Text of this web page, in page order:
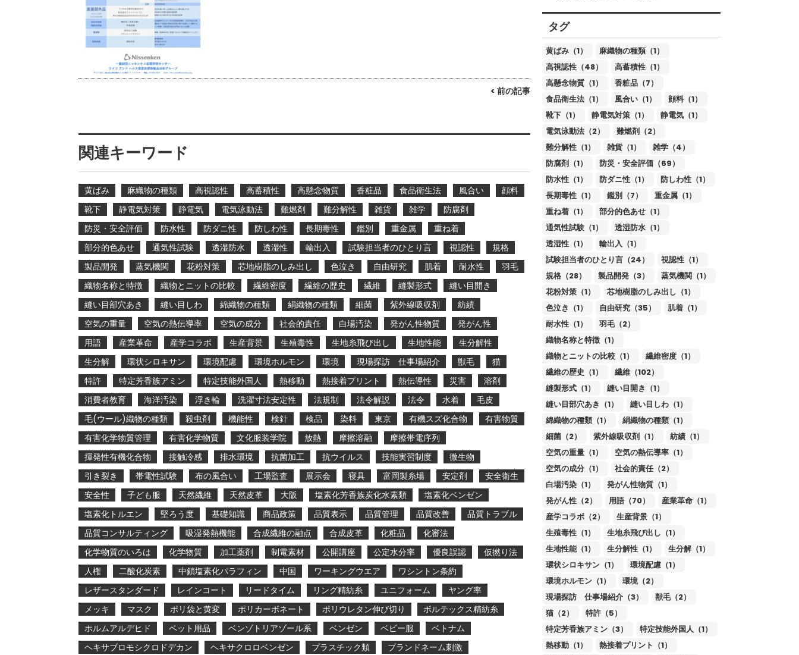
< 前の記事
関連キーワード
黄ばみ 麻織物の種類 高視認性 高蓄積性 高懸念物質 香粧品 食品衛生法 風合い
顔料
靴下
静電気対策 静電気 電気泳動法 難燃剤 難分解性 雑貨 雑学
防腐剤
防災・安全評価
防水性 防ダニ性 防しわ性 長期毒性 鑑別 重金属
重ね着
部分的色あせ
通気性試験 透湿防水 透湿性 輸出入 試験担当者のひとり言 視認性
規格
製品開発
蒸気機関 花粉対策 芯地樹脂のしみ出し 色泣き 自由研究 肌着 耐水性
羽毛
織物名称と特徴
織物とニットの比較 繊維密度 繊維の歴史 繊維 縫製形式
縫い目開き
縫い目部穴あき
縫い目しわ 綿織物の種類 絹織物の種類 細菌 紫外線吸収剤
紡績
空気の重量
空気の熱伝導率 空気の成分 社会的責任 白場汚染 発がん性物質
発がん性
用語
産業革命 産学コラボ 生産背景 生殖毒性 生地糸飛び出し 生地性能
生分解性
生分解
環状シロキサン 環境配慮 環境ホルモン 環境 現場探訪 仕事場紹介 獣毛
猫
特許
特定芳香族アミン 特定技能外国人 熱移動 熱接着プリント 熱伝導性 災害
溶剤
消費者教育
海洋汚染 浮き輪 洗濯寸法安定性 法規制 法令解説 法令 水着
毛皮
毛(ウール)織物の種類
殺虫剤 機能性 検針 検品 染料 東京 有機スズ化合物
有害物質
有害化学物質管理
有害化学物質 文化服装学院 放熱 摩擦溶融
摩擦帯電序列
揮発性有機化合物
接触冷感 排水環境 抗菌加工 抗ウイルス 技能実習制度
微生物
引き裂き
帯電性試験 布の風合い 工場監査 展示会 寝具 富岡製糸場 安定剤
安全衛生
安全性
子ども服 天然繊維 天然皮革 大阪 塩素化芳香族炭化水素類
塩素化ベンゼン
塩素化トルエン
堅ろう度 基礎知識 商品政策 品質表示 品質管理 品質改善
品質トラブル
品質コンサルティング
吸湿発熱機能 合成繊維の融点 合成皮革 化粧品
化審法
化学物質のいろは
化学物質 加工薬剤 制電素材 公開講座 公定水分率 優良誤認
仮撚り法
人権
二酸化炭素 中鎖塩素化パラフィン 中国 ワーキングウエア
ワシントン条約
レザースタンダード
レインコート リードタイム リング精紡糸 ユニフォーム
ヤング率
メッキ
マスク ポリ袋と黄変 ポリカーボネート ポリウレタン伸び切り
ボルテックス精紡糸
ホルムアルデヒド
ペット用品 ベンゾトリアゾール系 ベンゼン ベビー服
ベトナム
ヘキサブロモシクロドデカン
ヘキサクロロベンゼン プラスチック類
ブランドネーム刺激
タグ
黄ばみ（1）
麻織物の種類（1）
高視認性（48）
高蓄積性（1）
高懸念物質（1）
香粧品（7）
食品衛生法（1）
風合い（1）
顔料（1）
靴下（1）
静電気対策（1）
静電気（1）
電気泳動法（2）
難燃剤（2）
難分解性（1）
雑貨（1）
雑学（4）
防腐剤（1）
防災・安全評価（69）
防水性（1）
防ダニ性（1）
防しわ性（1）
長期毒性（1）
鑑別（7）
重金属（1）
重ね着（1）
部分的色あせ（1）
通気性試験（1）
透湿防水（1）
透湿性（1）
輸出入（1）
試験担当者のひとり言（24）
視認性（1）
規格（28）
製品開発（3）
蒸気機関（1）
花粉対策（1）
芯地樹脂のしみ出し（1）
色泣き（1）
自由研究（35）
肌着（1）
耐水性（1）
羽毛（2）
織物名称と特徴（1）
織物とニットの比較（1）
繊維密度（1）
繊維の歴史（1）
繊維（102）
縫製形式（1）
縫い目開き（1）
縫い目部穴あき（1）
縫い目しわ（1）
綿織物の種類（1）
絹織物の種類（1）
細菌（2）
紫外線吸収剤（1）
紡績（1）
空気の重量（1）
空気の熱伝導率（1）
空気の成分（1）
社会的責任（2）
白場汚染（1）
発がん性物質（1）
発がん性（2）
用語（70）
産業革命（1）
産学コラボ（2）
生産背景（1）
生殖毒性（1）
生地糸飛び出し（1）
生地性能（1）
生分解性（1）
生分解（1）
環状シロキサン（1）
環境配慮（1）
環境ホルモン（1）
環境（2）
現場探訪 仕事場紹介（3）
獣毛（2）
猫（2）
特許（5）
特定芳香族アミン（3）
特定技能外国人（1）
熱移動（1）
熱接着プリント（1）